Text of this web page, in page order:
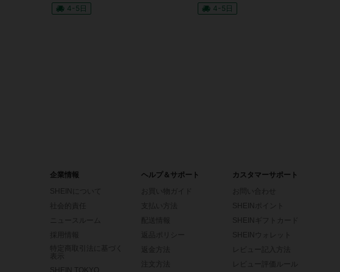
4-5日 4-5日
企業情報
SHEINについて
ニュースルーム
SHEIN TOKYO
ヘルプ＆サポート
お買い物ガイド
支払い方法
返品ポリシー
カスタマーサポート
お問い合わせ
SHEINポイント
SHEINギフトカード
SHEINウォレット
レビュー記入方法
レビュー評価ルール